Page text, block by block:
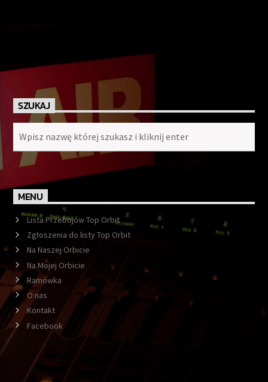
SZUKAJ
MENU
Lista Przebojów Top Orbit
Zgłoszenia do listy Top Orbit
Na Naszej Orbicie
Na Mojej Orbicie
Ramówka
O nas
Kontakt
Facebook